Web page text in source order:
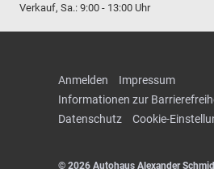
Verkauf, Sa.: 9:00 - 13:00 Uhr
Anmelden
Impressum
Informationen zur
Datenschutz
Cookie-
© 2026 Autohaus Alexander Schmid